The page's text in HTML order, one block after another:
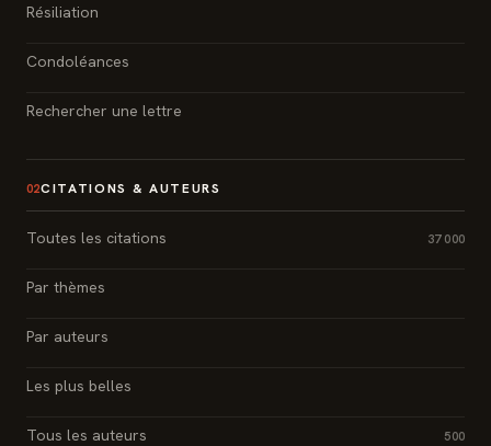
Résiliation
Condoléances
Rechercher une lettre
02CITATIONS & AUTEURS
Toutes les citations 37 000
Par thèmes
Par auteurs
Les plus belles
Tous les auteurs 500